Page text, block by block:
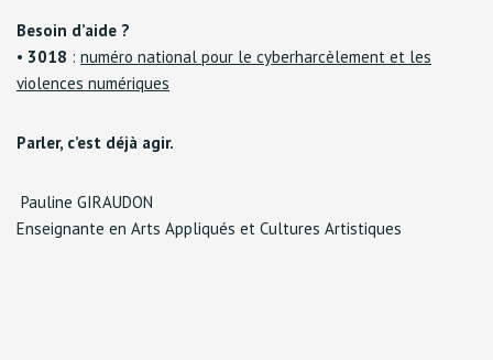
Besoin d’aide ?
• 3018 : numéro national pour le cyberharcèlement et les
violences numériques
Parler, c’est déjà agir.
Pauline GIRAUDON
Enseignante en Arts Appliqués et Cultures Artistiques